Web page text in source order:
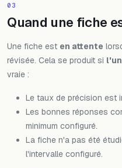
03
Quand une fiche
Une fiche est en attente
révisée. Cela se produit si
vraie :
Le taux de précision est
Les bonnes réponses
minimum configuré.
La fiche n'a pas été
l'intervalle configuré.